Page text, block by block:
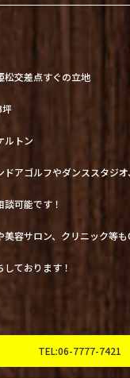
松交差点すぐの立地
ルトン
アゴルフやダンススタジオ、
可能です！
美容サロン、クリニック等も
ております！
TEL:06-7777-7421